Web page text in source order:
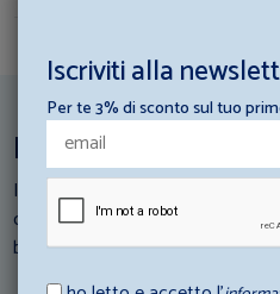
Ispirazioni per la tua
I nostri esperti di Hotellerie
consigli e scopri come abbinare
biancheria con la tua struttura
Iscriviti alla
Per te 3% di sconto sul tuo